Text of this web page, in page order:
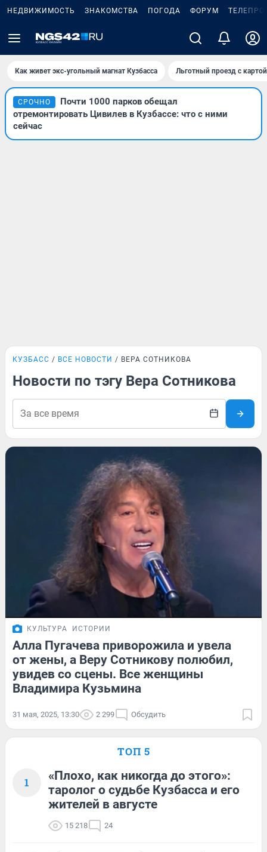
НЕДВИЖИМОСТЬ ЗНАКОМСТВА ПОГОДА ФОРУМ
Как живет экс-угольный магнат Кузбасса Льготный проезд с
СРОЧНО
Почти 1000 парков обещал
отремонтировать Цивилев в Кузбассе: что с ними
сейчас
КУЗБАСС ВСЕ НОВОСТИ ВЕРА СОТНИКОВА
Новости по тэгу Вера Сотникова
КУЛЬТУРА ИСТОРИИ
Алла Пугачева приворожила и увела
от жены, а Веру Сотникову полюбил,
увидев со сцены. Все женщины
Владимира Кузьмина
31 мая, 2025, 13:30 2 299 Обсудить
ТОП 5
1
«Плохо, как никогда до этого»:
таролог о судьбе Кузбасса и его
жителей в августе
15 218 24